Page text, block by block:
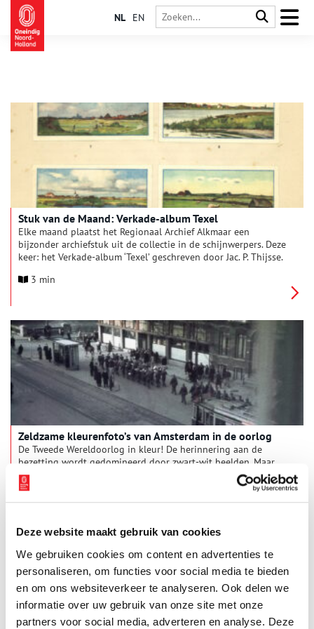
Deze website maakt gebruik van cookies
We gebruiken cookies om content en advertenties te
personaliseren, om functies voor social media te bieden
en om ons websiteverkeer te analyseren. Ook delen we
informatie over uw gebruik van onze site met onze
partners voor social media, adverteren en analyse. Deze
NL EN
Stuk van de Maand: Verkade-album Texel
Elke maand plaatst het Regionaal Archief Alkmaar een
bijzonder archiefstuk uit de collectie in de schijnwerpers. Deze
keer: het Verkade-album ‘Texel’ geschreven door Jac. P. Thijsse.
3 min
Zeldzame kleurenfoto’s van Amsterdam in de oorlog
De Tweede Wereldoorlog in kleur! De herinnering aan de
bezetting wordt gedomineerd door zwart-wit beelden. Maar
enkele fotografen maken met behulp van diafilm al tijdens de
oorlog kleurenfoto’s. De jonge Amsterdammer Frits J. Rotgans
(1912-1978) is één van hen. Hij legt vast hoe de bezetting
reclamezuilen met Duitse propaganda, een bordje ‘Voor Joden
verboden’ in het raam van een café. Ook fotografeert hij twee
Joodse vrouwen, die bij hem thuis een onderduikplek krijgen,
nadat ze tijdens een razzia een veilig heenkomen zochten.